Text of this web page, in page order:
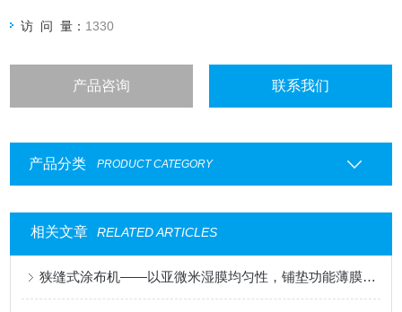
访 问 量： 1330
产品咨询 联系我们
产品分类 PRODUCT CATEGORY
相关文章 RELATED ARTICLES
狭缝式涂布机——以亚微米湿膜均匀性，铺垫功能薄膜的性能基石